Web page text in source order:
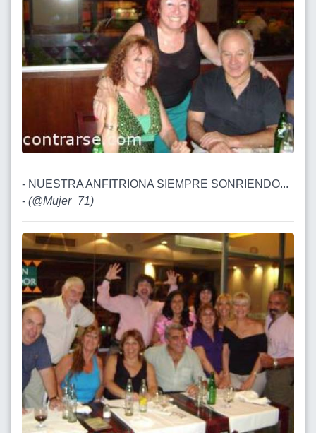
- NUESTRA ANFITRIONA SIEMPRE SONRIENDO...
- (@Mujer_71)